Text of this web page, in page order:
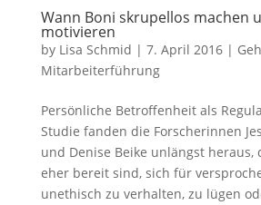
Wann Boni skrupellos machen
motivieren
by Lisa Schmid | 7. April 2016|
Mitarbeiterführung
Persönliche Betroffenheit als
Studie fanden die Forscherinnen
und Denise Beike unlängst heraus,
eher bereit sind, sich für
unethisch zu verhalten, zu lügen